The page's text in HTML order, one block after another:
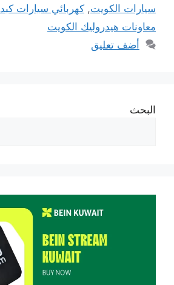
سيارات الكويت, كهربائي سيارات كبد
معاونات هيدروليك الكويت
أضف تعليق
البحث